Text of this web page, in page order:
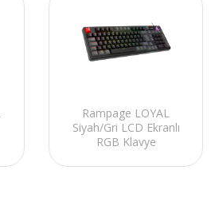
Rampage LOYAL
Siyah/Gri LCD Ekranlı
RGB Klavye